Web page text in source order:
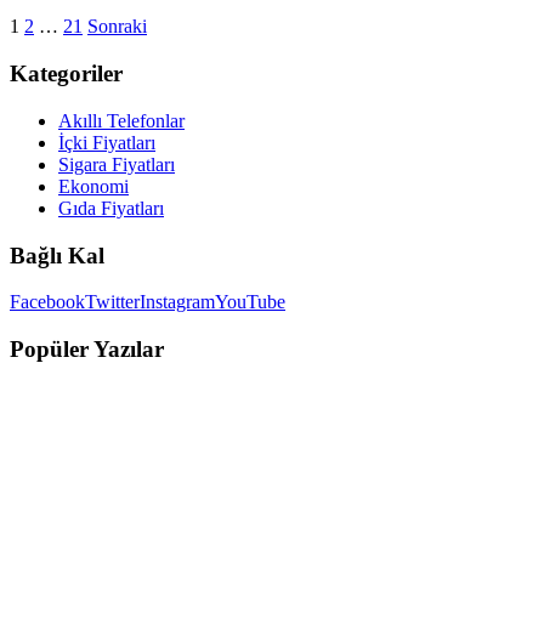
1 2 … 21 Sonraki
Kategoriler
Akıllı Telefonlar
İçki Fiyatları
Sigara Fiyatları
Ekonomi
Gıda Fiyatları
Bağlı Kal
FacebookTwitterInstagramYouTube
Popüler Yazılar